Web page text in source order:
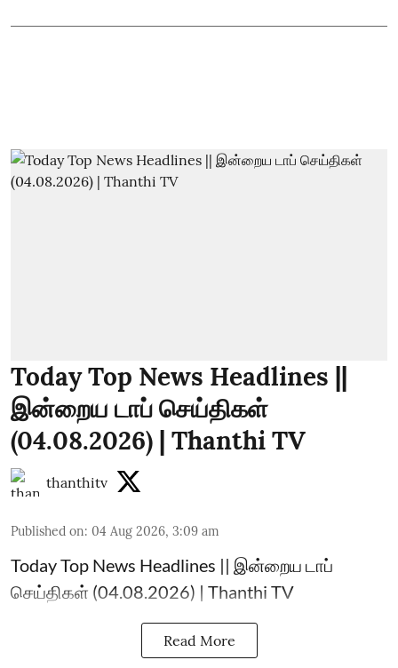
Today Top News Headlines ||
இன்றைய டாப் செய்திகள்
(04.08.2026) | Thanthi TV
thanthitv
Published on: 04 Aug 2026, 3:09 am
Today Top News Headlines || இன்றைய டாப்
செய்திகள் (04.08.2026) | Thanthi TV
Read More